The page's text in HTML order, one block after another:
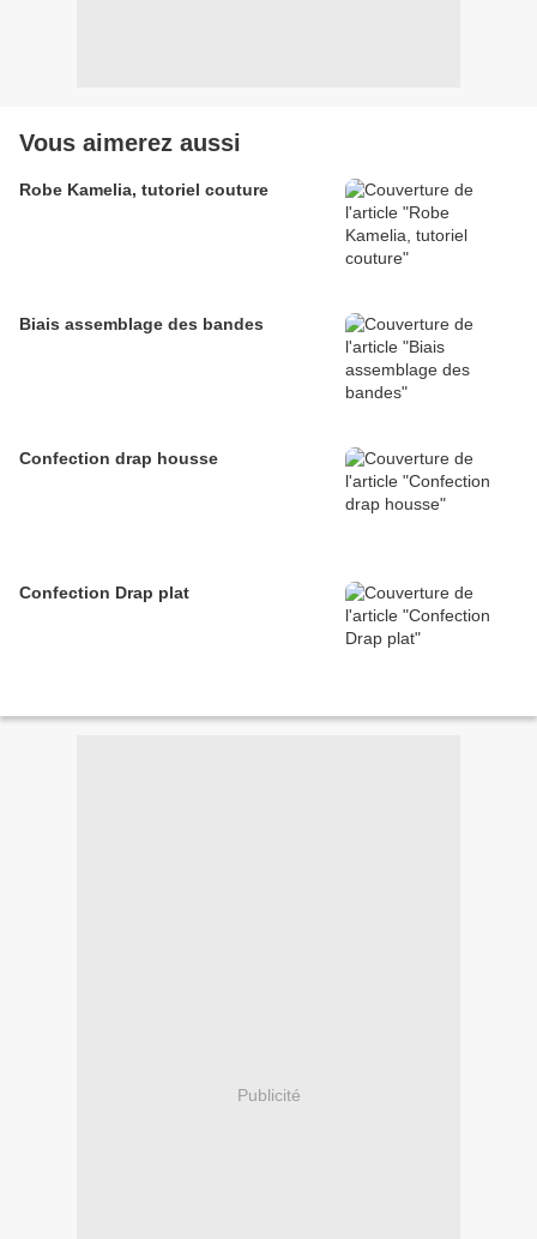
Vous aimerez aussi
Robe Kamelia, tutoriel couture
Biais assemblage des bandes
Confection drap housse
Confection Drap plat
Publicité